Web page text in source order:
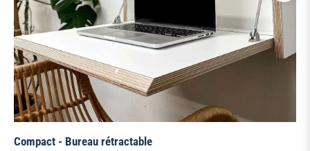
Compact - Bureau rétractable